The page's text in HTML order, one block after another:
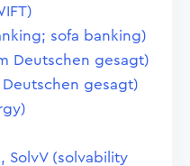
sofa banking)
Deutschen gesagt)
gesagt)
SolvV (solvability